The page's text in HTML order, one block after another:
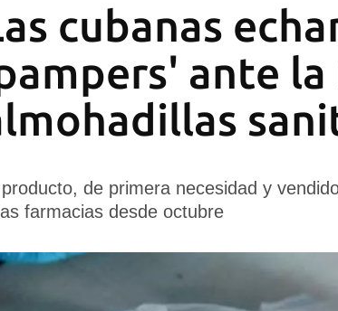
cubanas
ante
de primera necesidad y
farmacias desde octubre